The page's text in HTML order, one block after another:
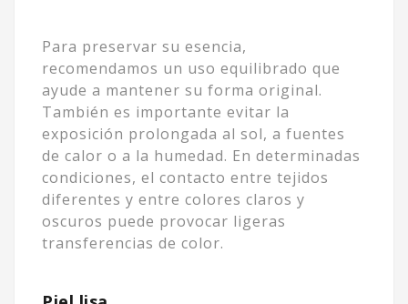
Para preservar su esencia,
recomendamos un uso equilibrado que
ayude a mantener su forma original.
También es importante evitar la
exposición prolongada al sol, a fuentes
de calor o a la humedad. En determinadas
condiciones, el contacto entre tejidos
diferentes y entre colores claros y
oscuros puede provocar ligeras
transferencias de color.